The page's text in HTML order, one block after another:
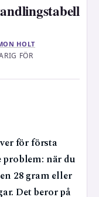
HOLT
FÖR
för första
problem: när du
28 gram eller
Det beror på